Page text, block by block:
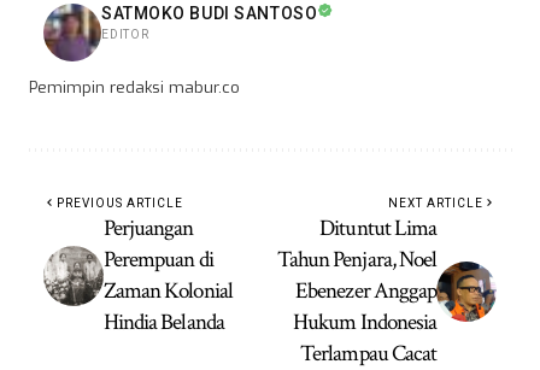
SATMOKO BUDI SANTOSO
EDITOR
Pemimpin redaksi mabur.co
PREVIOUS ARTICLE
Perjuangan
Perempuan di
Zaman Kolonial
Hindia Belanda
NEXT ARTICLE
Dituntut Lima
Tahun Penjara, Noel
Ebenezer Anggap
Hukum Indonesia
Terlampau Cacat